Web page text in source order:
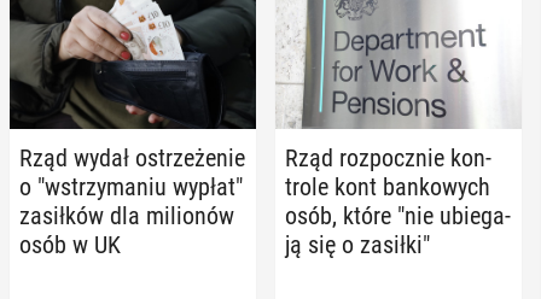
Rząd wydał ostrze­że­nie
o "wstrzy­ma­niu wypłat"
za­sił­ków dla mi­lio­nów
osób w UK
Rząd roz­pocz­nie kon­
tro­le kont ban­ko­wych
osób, które "nie ubie­ga­
ją się o zasiłki"